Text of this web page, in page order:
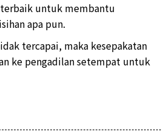
untuk membantu
apa pun.
tercapai, maka kesepakatan
ke pengadilan setempat untuk